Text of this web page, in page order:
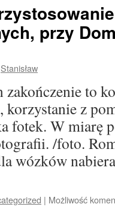
przy
Stanisław
to
korzystanie z
fotek. W miarę
/foto.
wózków
| Możliwość